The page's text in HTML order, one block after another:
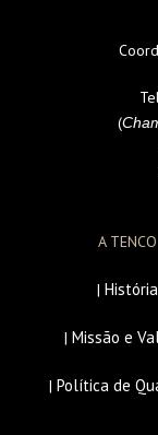
(
A TENCO
| História
| Missão e
| Política de